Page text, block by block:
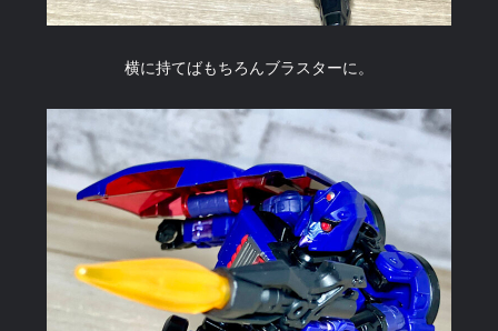
横に持てばもちろんブラスターに。